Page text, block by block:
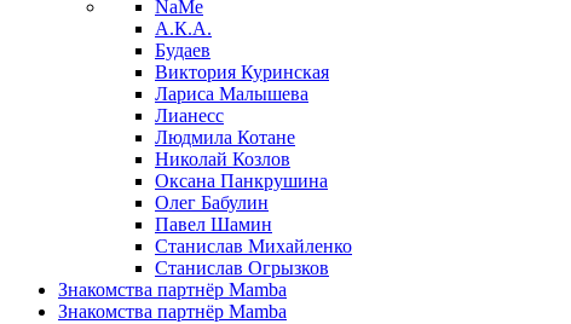
NaMe
А.К.А.
Будаев
Виктория Куринская
Лариса Малышева
Лианесс
Людмила Котане
Николай Козлов
Оксана Панкрушина
Олег Бабулин
Павел Шамин
Станислав Михайленко
Станислав Огрызков
Знакомства партнёр Mamba
Знакомства партнёр Mamba